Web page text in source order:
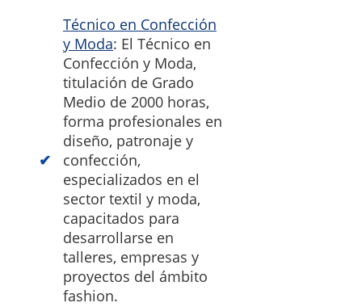
Técnico en Confección
y Moda: El Técnico en
Confección y Moda,
titulación de Grado
Medio de 2000 horas,
forma profesionales en
diseño, patronaje y
confección,
especializados en el
sector textil y moda,
capacitados para
desarrollarse en
talleres, empresas y
proyectos del ámbito
fashion.